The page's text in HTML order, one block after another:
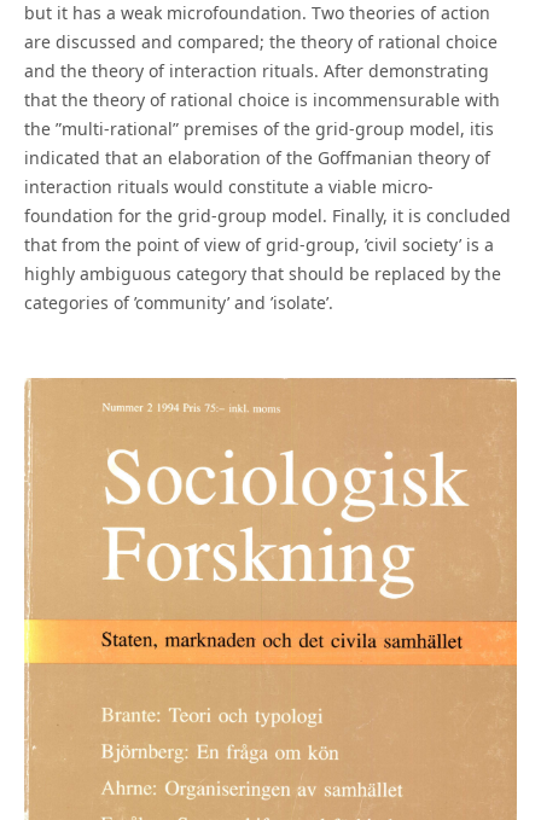
but it has a weak microfoundation. Two theories of action
are discussed and compared; the theory of rational choice
and the theory of interaction rituals. After demonstrating
that the theory of rational choice is incommensurable with
the ”multi-rational” premises of the grid-group model, itis
indicated that an elaboration of the Goffmanian theory of
interaction rituals would constitute a viable micro-
foundation for the grid-group model. Finally, it is concluded
that from the point of view of grid-group, ’civil society’ is a
highly ambiguous category that should be replaced by the
categories of ’community’ and ’isolate’.